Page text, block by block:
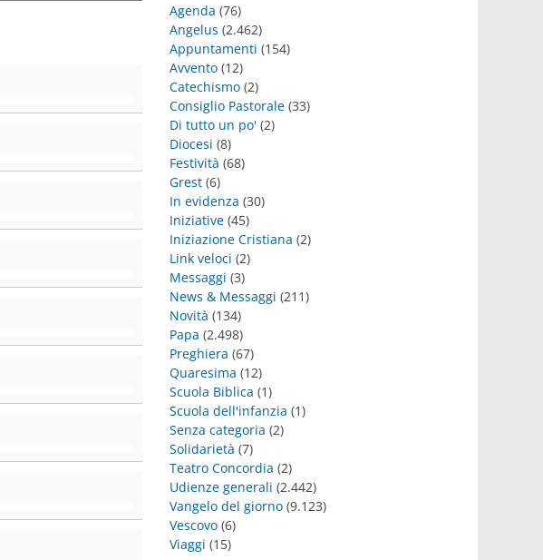
Agenda (76)
Angelus (2.462)
Appuntamenti (154)
Avvento (12)
Catechismo (2)
Consiglio Pastorale (33)
Di tutto un po' (2)
Diocesi (8)
Festività (68)
Grest (6)
In evidenza (30)
Iniziative (45)
Iniziazione Cristiana (2)
Link veloci (2)
Messaggi (3)
News & Messaggi (211)
Novità (134)
Papa (2.498)
Preghiera (67)
Quaresima (12)
Scuola Biblica (1)
Scuola dell'infanzia (1)
Senza categoria (2)
Solidarietà (7)
Teatro Concordia (2)
Udienze generali (2.442)
Vangelo del giorno (9.123)
Vescovo (6)
Viaggi (15)